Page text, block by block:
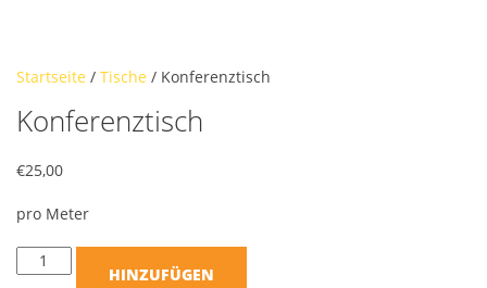
Startseite / Tische / Konferenztisch
Konferenztisch
€25,00
pro Meter
HINZUFÜGEN